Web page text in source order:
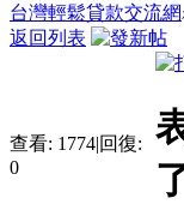
台灣輕鬆貸款交流網
返回列表
查看: 1774|回復:
0